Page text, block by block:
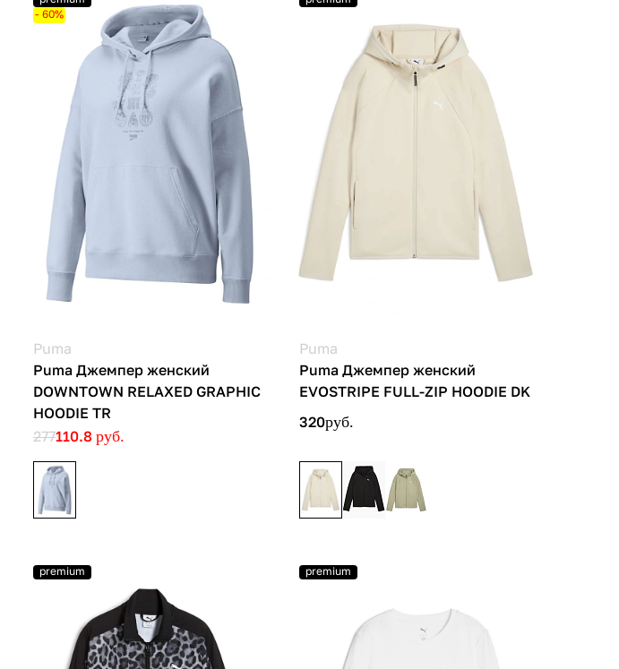
- 60%
Puma
Puma Джемпер женский
DOWNTOWN RELAXED GRAPHIC
HOODIE TR
277110.8 руб.
Puma
Puma Джемпер женский
EVOSTRIPE FULL-ZIP HOODIE DK
320руб.
premium premium